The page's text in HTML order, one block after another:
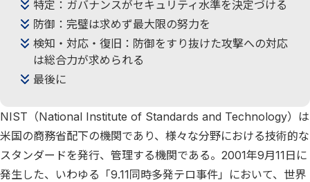
特定：ガバナンスがセキュリティ水準を決定づける
防御：完璧は求めず最大限の努力を
検知・対応・復旧：防御をすり抜けた攻撃への対応
は総合力が求められる
最後に
NIST（National Institute of Standards and Technology）は
米国の商務省配下の機関であり、様々な分野における技術的な
スタンダードを発行、管理する機関である。2001年9月11日に
発生した、いわゆる「9.11同時多発テロ事件」において、世界